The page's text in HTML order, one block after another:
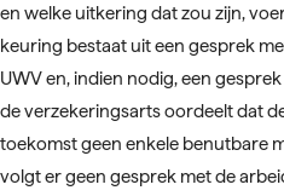
en welke uitkering dat zou zijn,
keuring bestaat uit een gesprek
UWV en, indien nodig, een
de verzekeringsarts oordeelt dat
toekomst geen enkele benutbare
volgt er geen gesprek met de